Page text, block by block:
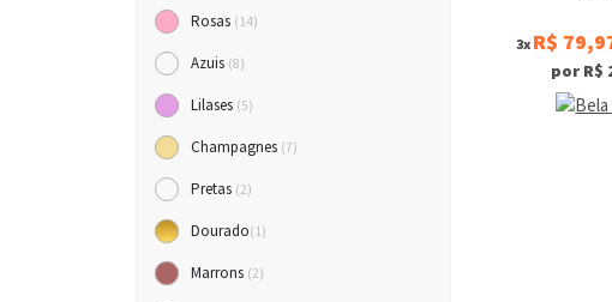
Rosas (14)
Azuis (8)
Lilases (5)
Champagnes (7)
Pretas (2)
Dourado(1)
Marrons (2)
3x R$
por R$